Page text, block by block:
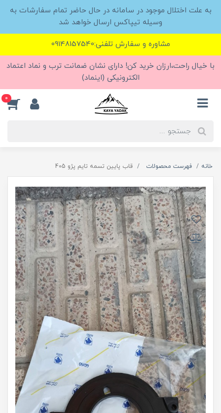
به علت اختلال موجود در سامانه در حال حاضر تمام سفارشات به
وسیله تیپاکس ارسال خواهد شد
مشاوره و سفارش تلفنی:09148157540
با خیال راحت،ارزان خرید کن! دارای نشان ضمانت ترب و نماد اعتماد
الکترونیکی (اینماد)
0
خانه فهرست محصولات قاب پایین تسمه تایم پژو 405